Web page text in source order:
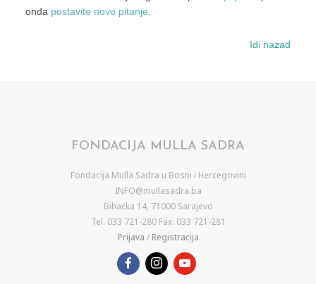
onda postavite novo pitanje.
Idi nazad
FONDACIJA MULLA SADRA
Fondacija Mulla Sadra u Bosni i Hercegovini
INFO@mullasadra.ba
Bihaćka 14, 71000 Sarajevo
Tel. 033 721-280 Fax: 033 721-281
Prijava / Registracija